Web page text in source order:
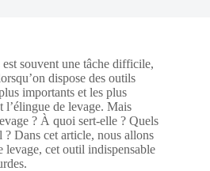
souvent une tâche difficile,
dispose des outils
importants et les plus
l’élingue de levage. Mais
? À quoi sert-elle ? Quels
? Dans cet article, nous allons
levage, cet outil indispensable